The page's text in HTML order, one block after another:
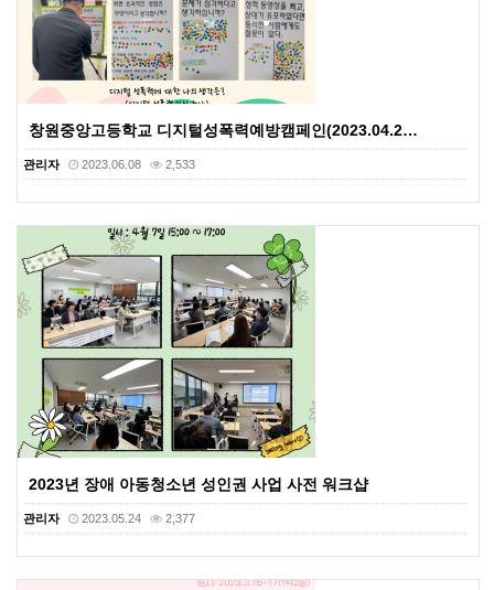
창원중앙고등학교 디지털성폭력예방캠페인(2023.04.2…
관리자 2023.06.08 2,533
2023년 장애 아동청소년 성인권 사업 사전 워크샵
관리자 2023.05.24 2,377